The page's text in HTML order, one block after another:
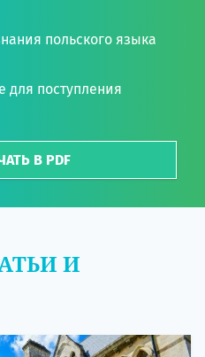
польского языка
поступления
В PDF
И